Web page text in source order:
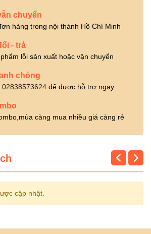
chuyển
hàng trong nội thành Hồ Chí Minh
- trả
lỗi sản xuất hoặc vận chuyển
chóng
02838573624 để được hỗ trợ ngay
càng mua nhiều giá càng rẻ
cập nhật.